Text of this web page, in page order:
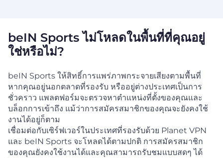
beIN Sports ไม่โหลดในพื้นที่ที่คุณอยู่
ใช่หรือไม่?
beIN Sports ให้สิทธิ์การแพร่ภาพกระจายเสียงตามพื้นที่
หากคุณอยู่นอกตลาดที่รองรับ หรืออยู่ต่างประเทศเป็นการ
ชั่วคราว แพลตฟอร์มจะตรวจหาตำแหน่งที่ตั้งของคุณและ
บล็อกการเข้าถึง แม้ว่าการสมัครสมาชิกของคุณจะยังคงใช้
งานได้อยู่ก็ตาม
เชื่อมต่อกับเซิร์ฟเวอร์ในประเทศที่รองรับด้วย Planet VPN
และ beIN Sports จะโหลดได้ตามปกติ การสมัครสมาชิก
ของคุณยังคงใช้งานได้และคุณสามารถรับชมแบบสดๆ ได้